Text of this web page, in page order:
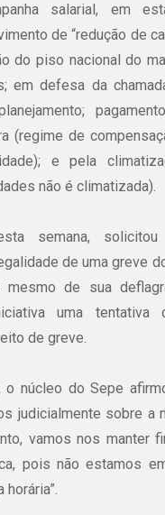
salarial, em
de “redução de
do piso nacional do
em defesa da
(regime de
e pela
não é climatizada).
semana,
de uma greve
mesmo de sua
uma tentativa
de greve.
o núcleo do Sepe
judicialmente sobre a
vamos nos manter
pois não estamos
horária”.